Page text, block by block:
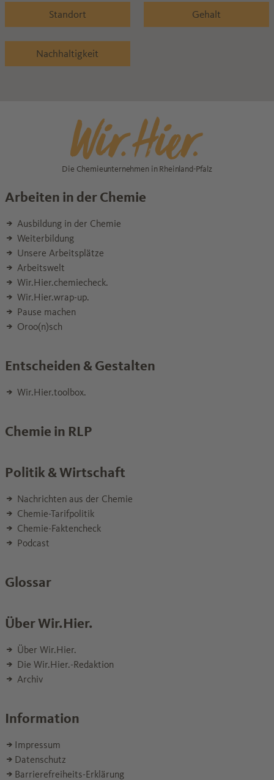
Standort Gehalt
Nachhaltigkeit
Die Chemieunternehmen in Rheinland-Pfalz
Arbeiten in der Chemie
Ausbildung in der Chemie
Weiterbildung
Unsere Arbeitsplätze
Arbeitswelt
Wir.Hier.chemiecheck.
Wir.Hier.wrap-up.
Pause machen
Oroo(n)sch
Entscheiden & Gestalten
Wir.Hier.toolbox.
Chemie in RLP
Politik & Wirtschaft
Nachrichten aus der Chemie
Chemie-Tarifpolitik
Chemie-Faktencheck
Podcast
Glossar
Über Wir.Hier.
Über Wir.Hier.
Die Wir.Hier.-Redaktion
Archiv
Information
Impressum
Datenschutz
Barrierefreiheits-Erklärung